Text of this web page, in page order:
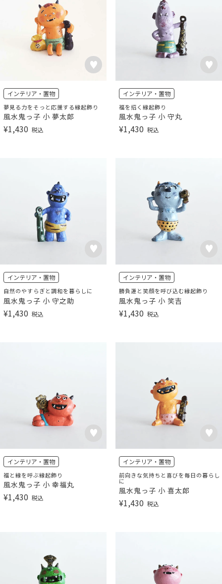
インテリア・置物
夢見る力をそっと応援する縁起飾り
風水鬼っ子 小 夢太郎
¥1,430 税込
インテリア・置物
福を招く縁起飾り
風水鬼っ子 小 守丸
¥1,430 税込
インテリア・置物
自然のやすらぎと調和を暮らしに
風水鬼っ子 小 守之助
¥1,430 税込
インテリア・置物
勝負運と笑顔を呼び込む縁起飾り
風水鬼っ子 小 笑吉
¥1,430 税込
インテリア・置物
福と縁を呼ぶ縁起飾り
風水鬼っ子 小 幸福丸
¥1,430 税込
インテリア・置物
前向きな気持ちと喜びを毎日の暮らし
に
風水鬼っ子 小 喜太郎
¥1,430 税込